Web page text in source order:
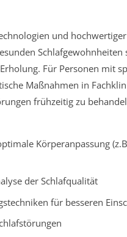
und hochwertiger
Schlafgewohnheiten
Für Personen mit
Maßnahmen in
frühzeitig zu
Körperanpassung
der Schlafqualität
für besseren